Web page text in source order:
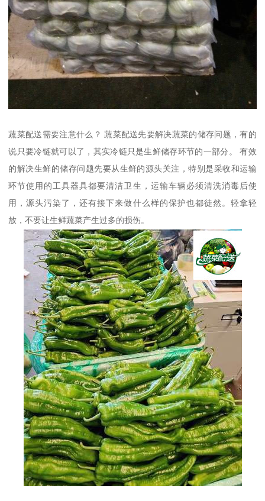
蔬菜配送需要注意什么？ 蔬菜配送先要解决蔬菜的储存问题，有的
说只要冷链就可以了，其实冷链只是生鲜储存环节的一部分。 有效
的解决生鲜的储存问题先要从生鲜的源头关注，特别是采收和运输
环节使用的工具器具都要清洁卫生，运输车辆必须清洗消毒后使
用，源头污染了，还有接下来做什么样的保护也都徒然。轻拿轻
放，不要让生鲜蔬菜产生过多的损伤。